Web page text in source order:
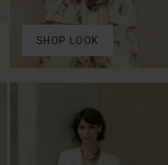
SHOP LOOK